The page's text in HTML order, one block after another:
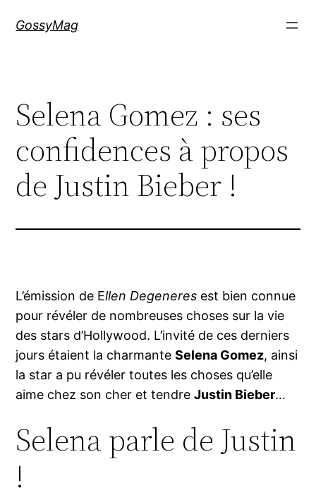
GossyMag
Selena Gomez : ses
confidences à propos
de Justin Bieber !
L’émission de Ellen Degeneres est bien connue
pour révéler de nombreuses choses sur la vie
des stars d’Hollywood. L’invité de ces derniers
jours étaient la charmanteSelena Gomez, ainsi
la star a pu révéler toutes les choses qu’elle
aime chez son cher et tendreJustin Bieber…
Selena parle de Justin
!